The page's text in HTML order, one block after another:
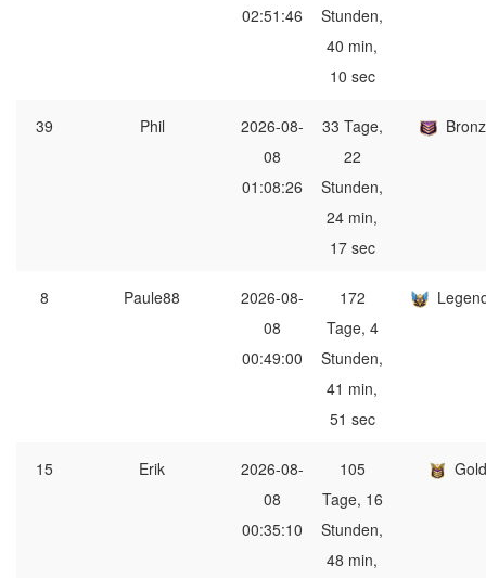
02:51:46
Stunden,
40 min,
10 sec
39 Phil
2026-08-
08
01:08:26
33 Tage,
22
Stunden,
24 min,
17 sec
8 Paule88
2026-08-
08
00:49:00
172
Tage, 4
Stunden,
41 min,
51 sec
15 Erik
2026-08-
08
00:35:10
105
Tage, 16
Stunden,
48 min,
Gold